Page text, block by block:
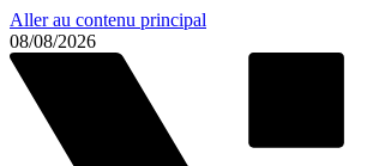
Aller au contenu principal
08/08/2026